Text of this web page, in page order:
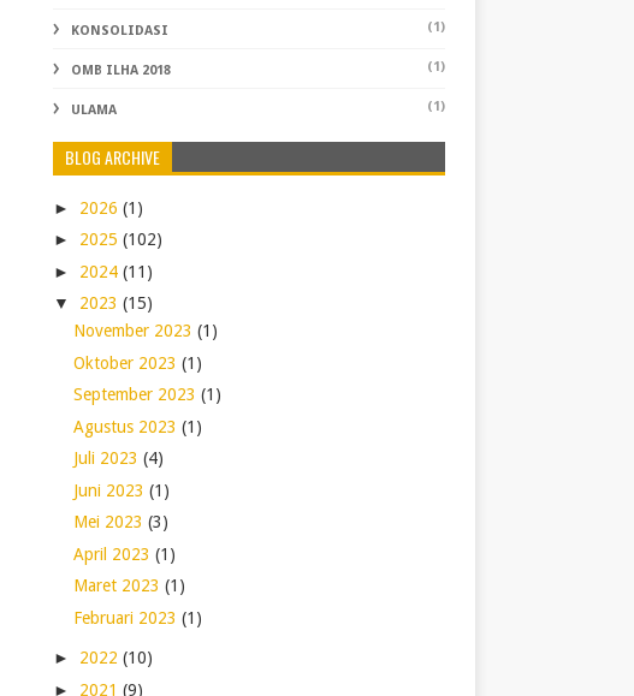
KONSOLIDASI (1)
OMB ILHA 2018 (1)
ULAMA (1)
BLOG ARCHIVE
► 2026 (1)
► 2025 (102)
► 2024 (11)
▼ 2023 (15)
November 2023 (1)
Oktober 2023 (1)
September 2023 (1)
Agustus 2023 (1)
Juli 2023 (4)
Juni 2023 (1)
Mei 2023 (3)
April 2023 (1)
Maret 2023 (1)
Februari 2023 (1)
► 2022 (10)
► 2021 (9)